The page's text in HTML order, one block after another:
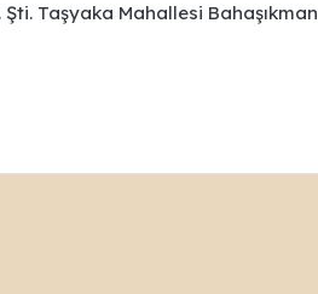
Taşyaka Mahallesi Bahaşıkman